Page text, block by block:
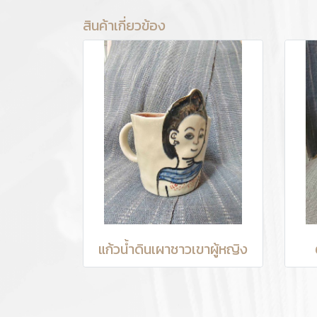
สินค้าเกี่ยวข้อง
แก้วน้ำดินเผาชาวเขาผู้หญิง